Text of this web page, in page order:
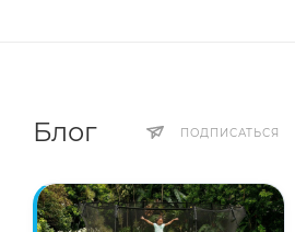
Блог ПОДПИСАТЬСЯ